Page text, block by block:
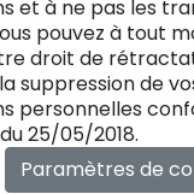
l'univers des
et à ne pas les
pouvez à tout
droit de
suppression de
personnelles
25/05/2018.
Paramètres de